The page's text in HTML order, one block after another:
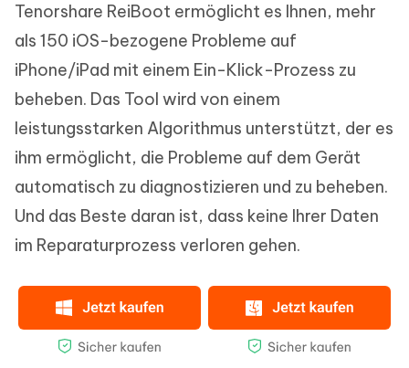
Tenorshare ReiBoot ermöglicht es Ihnen, mehr
als 150 iOS-bezogene Probleme auf
iPhone/iPad mit einem Ein-Klick-Prozess zu
beheben. Das Tool wird von einem
leistungsstarken Algorithmus unterstützt, der es
ihm ermöglicht, die Probleme auf dem Gerät
automatisch zu diagnostizieren und zu beheben.
Und das Beste daran ist, dass keine Ihrer Daten
im Reparaturprozess verloren gehen.